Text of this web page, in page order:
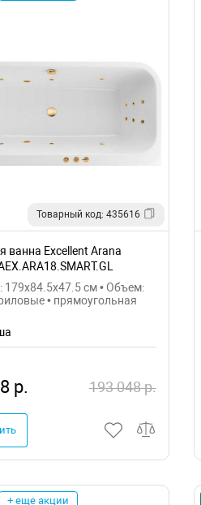
Товарный код: 435616
ванна Excellent Arana
179x84.5x47.5 см • Объем:
• прямоугольная
р. 193 048 р.
+ еще акции